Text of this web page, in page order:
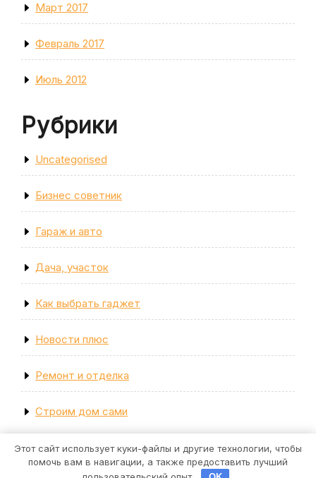
Март 2017
Февраль 2017
Июль 2012
Рубрики
Uncategorised
Бизнес советник
Гараж и авто
Дача, участок
Как выбрать гаджет
Новости плюс
Ремонт и отделка
Строим дом сами
Строительная тема WordPress
Этот сайт использует куки-файлы и другие технологии, чтобы
помочь вам в навигации, а также предоставить лучший